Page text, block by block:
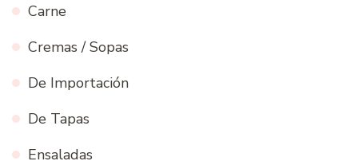
Carne
Cremas / Sopas
De Importación
De Tapas
Ensaladas